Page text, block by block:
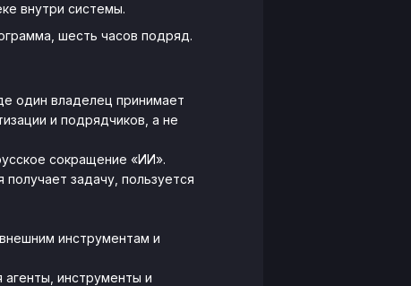
внутри системы.
шесть часов подряд.
один владелец принимает
и подрядчиков, а не
сокращение «ИИ».
задачу, пользуется
инструментам и
инструменты и